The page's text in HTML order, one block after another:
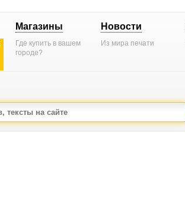
Магазины
Где купить в вашем
городе?
Новости
Из мира печати